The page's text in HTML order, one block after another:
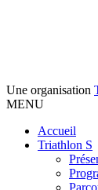
Une organisation
MENU
Accueil
Triathlon S